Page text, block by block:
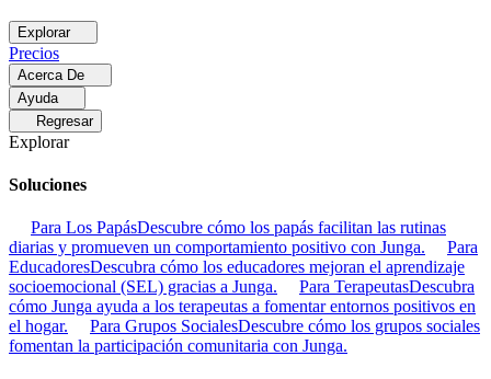
Explorar
Precios
Acerca De
Ayuda
Regresar
Explorar
Soluciones
Para Los PapásDescubre cómo los papás facilitan las rutinas
diarias y promueven un comportamiento positivo con Junga.
Para
EducadoresDescubra cómo los educadores mejoran el aprendizaje
socioemocional (SEL) gracias a Junga.
Para TerapeutasDescubra
cómo Junga ayuda a los terapeutas a fomentar entornos positivos en
el hogar.
Para Grupos SocialesDescubre cómo los grupos sociales
fomentan la participación comunitaria con Junga.